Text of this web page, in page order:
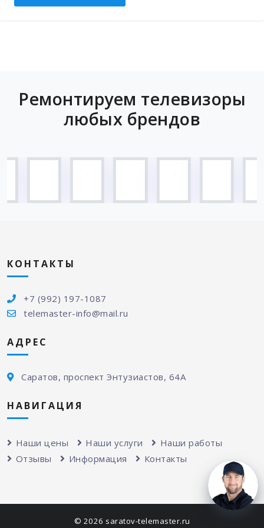
Ремонтируем телевизоры
любых брендов
КОНТАКТЫ
+7 (992) 197-1087
telemaster-info@mail.ru
АДРЕС
Саратов, проспект Энтузиастов, 64А
НАВИГАЦИЯ
Наши цены Наши услуги
Наши работы
Отзывы
Информация Контакты
© 2026 saratov-telemaster.ru